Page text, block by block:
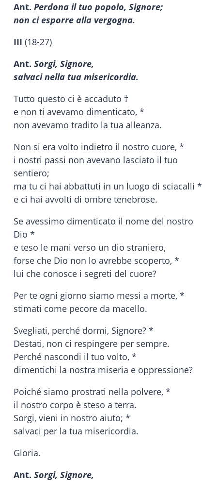
Ant. Perdona il tuo popolo, Signore;
non ci esporre alla vergogna.
III (18-27)
Ant. Sorgi, Signore,
salvaci nella tua misericordia.
Tutto questo ci è accaduto †
e non ti avevamo dimenticato, *
non avevamo tradito la tua alleanza.
Non si era volto indietro il nostro cuore, *
i nostri passi non avevano lasciato il tuo
sentiero;
ma tu ci hai abbattuti in un luogo di sciacalli *
e ci hai avvolti di ombre tenebrose.
Se avessimo dimenticato il nome del nostro
Dio *
e teso le mani verso un dio straniero,
forse che Dio non lo avrebbe scoperto, *
lui che conosce i segreti del cuore?
Per te ogni giorno siamo messi a morte, *
stimati come pecore da macello.
Svegliati, perché dormi, Signore? *
Destati, non ci respingere per sempre.
Perché nascondi il tuo volto, *
dimentichi la nostra miseria e oppressione?
Poiché siamo prostrati nella polvere, *
il nostro corpo è steso a terra.
Sorgi, vieni in nostro aiuto; *
salvaci per la tua misericordia.
Gloria.
Ant. Sorgi, Signore,